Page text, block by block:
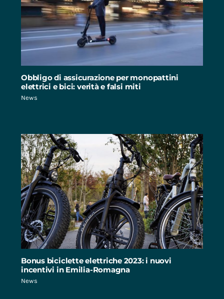
Obbligo di assicurazione per monopattini
elettrici e bici: verità e falsi miti
News
Bonus biciclette elettriche 2023: i nuovi
incentivi in Emilia-Romagna
News